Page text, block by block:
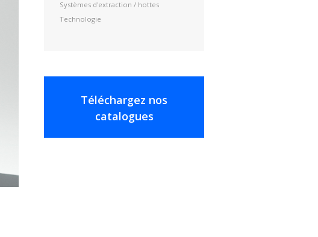
Systèmes d'extraction / hottes
Technologie
Téléchargez nos
catalogues